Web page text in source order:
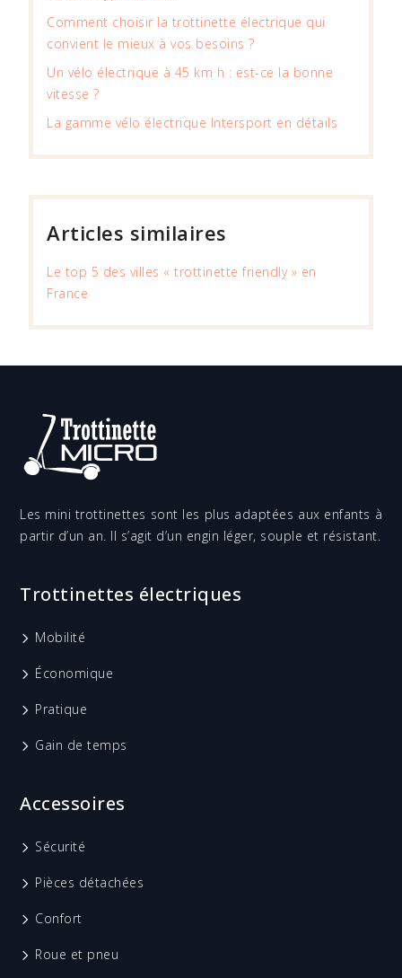
Comment choisir la trottinette électrique qui
convient le mieux à vos besoins ?
Un vélo électrique à 45 km h : est-ce la bonne
vitesse ?
La gamme vélo électrique Intersport en détails
Articles similaires
Le top 5 des villes « trottinette friendly » en
France
Les mini trottinettes sont les plus adaptées aux enfants à
partir d’un an. Il s’agit d’un engin léger, souple et résistant.
Trottinettes électriques
Mobilité
Économique
Pratique
Gain de temps
Accessoires
Sécurité
Pièces détachées
Confort
Roue et pneu